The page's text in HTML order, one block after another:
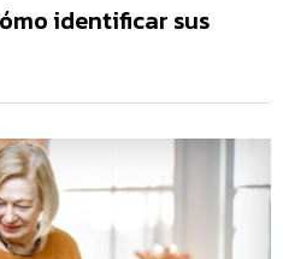
identificar sus